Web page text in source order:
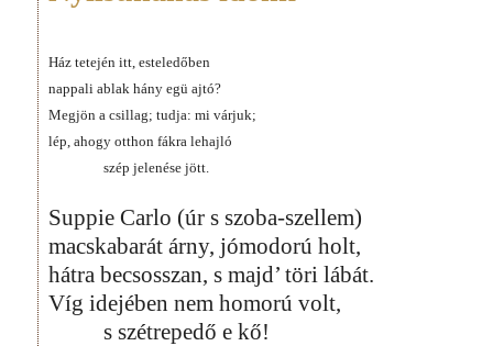
Ház tetején itt, esteledőben
nappali ablak hány egü ajtó?
Megjön a csillag; tudja: mi várjuk;
lép, ahogy otthon fákra lehajló
szép jelenése jött.
Suppie Carlo (úr s szoba-szellem)
macskabarát árny, jómodorú holt,
hátra becsosszan, s majd’ töri lábát.
Víg idejében nem homorú volt,
s szétrepedő e kő!